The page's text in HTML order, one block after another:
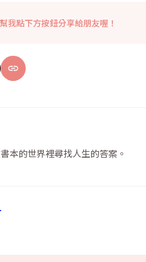
我點下方按鈕分享給朋友喔！
本的世界裡尋找人生的答案。